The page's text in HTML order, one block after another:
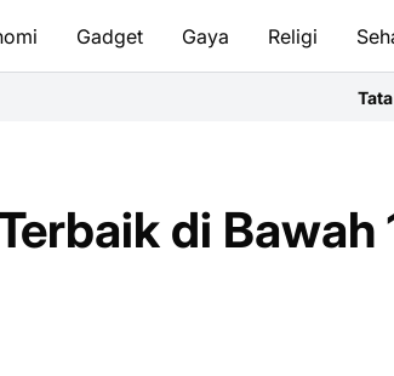
Gadget Gaya Religi
Tata Cara Bersuci
di Bawah